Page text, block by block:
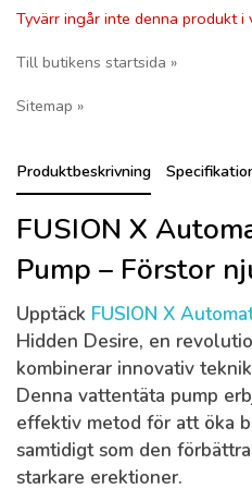
Tyvärr ingår inte denna produkt
Till butikens startsida »
Sitemap »
Produktbeskrivning
FUSION X
Pump – Förstor
Upptäck FUSION X
Hidden Desire, en
kombinerar innovativ
Denna vattentäta pump
effektiv metod för att öka
samtidigt som den
starkare erektioner.